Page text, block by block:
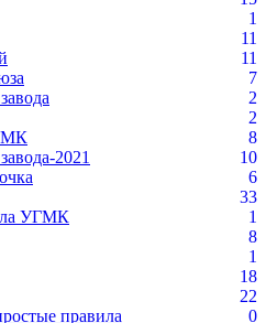
1
11
11
7
2
2
8
2021
10
6
33
УГМК
1
8
1
18
22
правила
0